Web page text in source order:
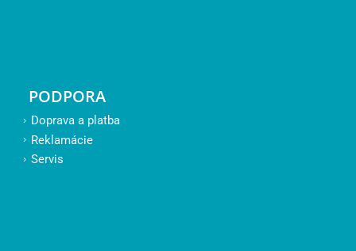
PODPORA
Doprava a platba
Reklamácie
Servis